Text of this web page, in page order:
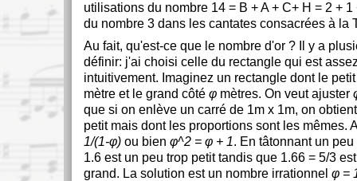
utilisations du nombre 14 = B + A + C+ H = 2 +
du nombre 3 dans les cantates consacrées à la
Au fait, qu'est-ce que le nombre d'or ? Il y a
définir: j'ai choisi celle du rectangle qui est
intuitivement. Imaginez un rectangle dont le
mètre et le grand côté φ mètres. On veut ajuster
que si on enlève un carré de 1m x 1m, on
petit mais dont les proportions sont les mêmes.
1/(1-φ) ou bien φ^2 = φ + 1. En tâtonnant un
1.6 est un peu trop petit tandis que 1.66 = 5/3
grand. La solution est un nombre irrationnel φ =